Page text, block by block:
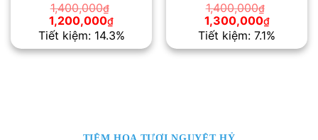
1,400,000₫
Giá
gốc
là:
1,400,000₫.
1,200,000₫Giá
hiện
tại
là:
Tiết kiệm: 14.3%
1,400,000₫
Giá
gốc
là:
1,400,000₫.
1,300,000₫Giá
hiện
tại
là:
Tiết kiệm: 7.1%